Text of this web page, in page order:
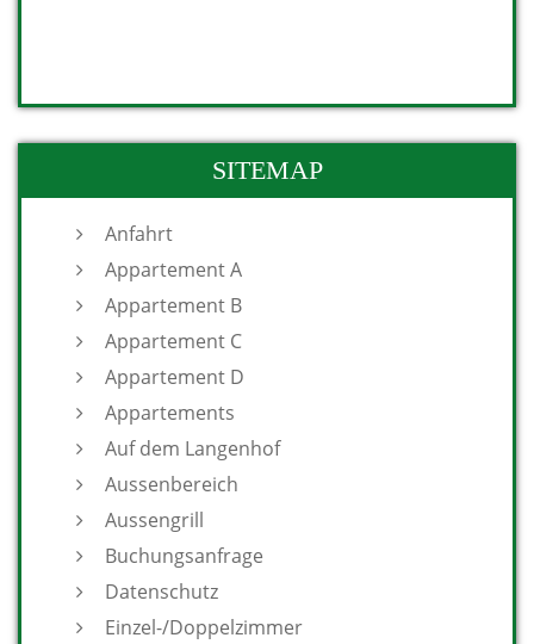
SITEMAP
Anfahrt
Appartement A
Appartement B
Appartement C
Appartement D
Appartements
Auf dem Langenhof
Aussenbereich
Aussengrill
Buchungsanfrage
Datenschutz
Einzel-/Doppelzimmer